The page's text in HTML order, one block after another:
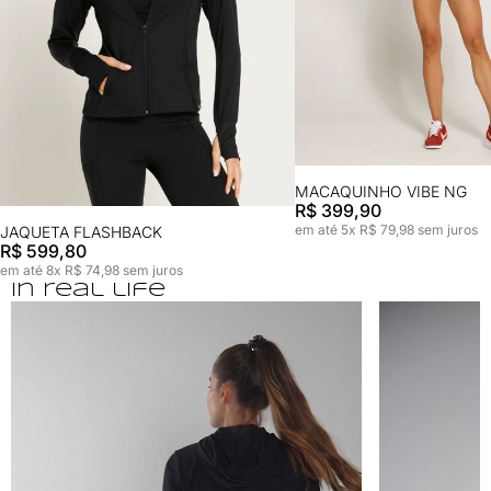
JAQUETA FLASHBACK
R$ 599,80
em até 8x R$ 74,98 sem juros
MACAQUINHO VIBE NG
R$ 399,90
em até 5x R$ 79,98 sem juros
In real life